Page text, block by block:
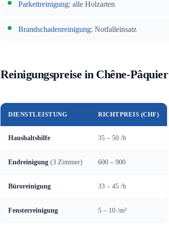
Parkettreinigung: alle Holzarten
Brandschadenreinigung: Notfalleinsatz
Reinigungspreise in Chêne-Pâquier
DIENSTLEISTUNG RICHTPREIS (CHF)
Haushaltshilfe 35 – 50 /h
Endreinigung (3 Zimmer) 600 – 900
Büroreinigung 33 – 45 /h
Fensterreinigung 5 – 10 /m²